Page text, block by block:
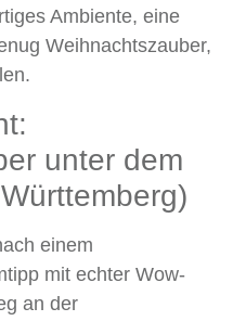
Ambiente, eine
Weihnachtszauber,
unter dem
einem
mit echter Wow-
an der